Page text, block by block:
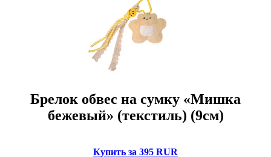
Брелок обвес на сумку «Мишка
бежевый» (текстиль) (9см)
Купить за 395 RUR